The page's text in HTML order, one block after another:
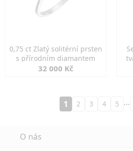
0,75 ct Zlatý solitérní prsten
s přírodním diamantem
32 000 Kč
1 2 3 4 5 …
O nás